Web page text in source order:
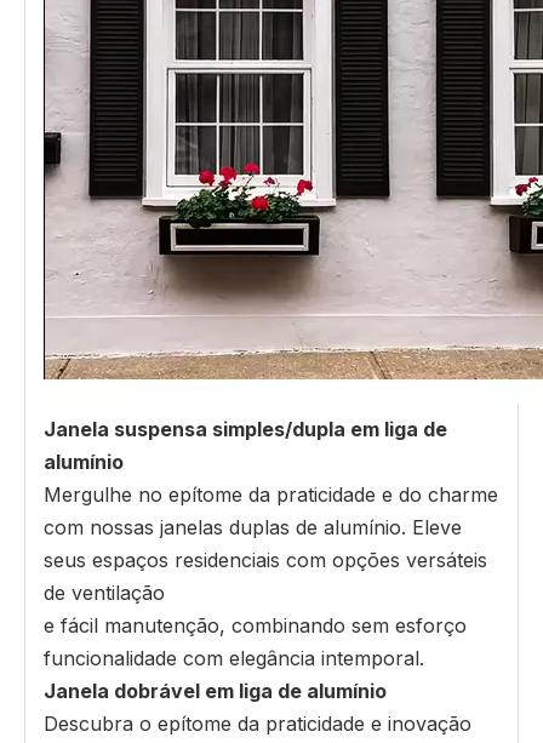
Janela suspensa simples/dupla em liga de
alumínio
Mergulhe no epítome da praticidade e do charme
com nossas janelas duplas de alumínio. Eleve
seus espaços residenciais com opções versáteis
de ventilação
e fácil manutenção, combinando sem esforço
funcionalidade com elegância intemporal.
Janela dobrável em liga de alumínio
Descubra o epítome da praticidade e inovação